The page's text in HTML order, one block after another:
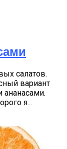
салатов.
вариант
ананасами.
я...